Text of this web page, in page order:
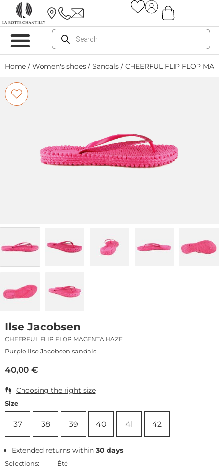
Home / Women's shoes / Sandals / CHEERFUL FLIP FLOP
Ilse Jacobsen
CHEERFUL FLIP FLOP MAGENTA HAZE
Purple Ilse Jacobsen sandals
40,00 €
Choosing the right size
Size
37 38 39 40 41 42
Extended returns within30 days
Selections: Été